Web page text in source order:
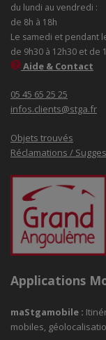
du lundi au vendredi :
de 8h à 18h
Le samedi et pendant
de 9h30 à 12h30 et de
Aide & Contact
05 45 65 25 25
infos.clients@stga.fr
Objets trouvés
Réclamations /
Applications
maStgamobile :
mobiles,